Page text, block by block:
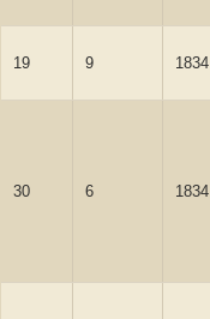
19 9 1834
30 6 1834